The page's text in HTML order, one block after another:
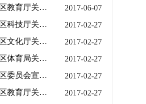
自治区财政厅 自治区教育厅关于公布宁夏回族自治区教育厅政府购买服务指导性目录的补充通知
2017-06-07
自治区财政厅 自治区科技厅关于公布宁夏回族自治区科技厅政府购买服务指导性目录的通知
2017-02-27
自治区财政厅 自治区文化厅关于公布宁夏回族自治区文化厅政府购买服务指导性目录的通知
2017-02-27
自治区财政厅 自治区体育局关于公布宁夏回族自治区体育局政府购买服务指导性目录的通知
2017-02-27
自治区财政厅 自治区委员会宣传部关于公布中国共产党宁夏回族自治区委员会宣传部政府购买服务指导性目录的通知
2017-02-27
自治区财政厅 自治区教育厅关于公布宁夏回族自治区教育厅政府购买服务指导性目录的通知
2017-02-27